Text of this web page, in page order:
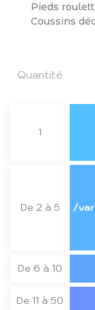
Pieds
Coussins
Quantité
1
De 2 à 5 /
De 6 à 10
De 11 à 50